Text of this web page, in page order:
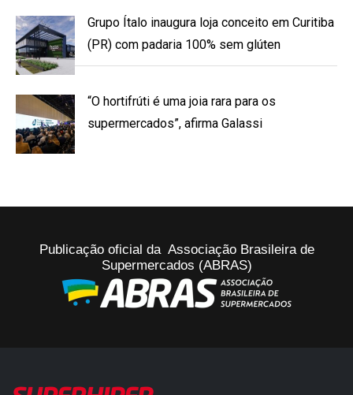
Grupo Ítalo inaugura loja conceito em Curitiba
(PR) com padaria 100% sem glúten
“O hortifrúti é uma joia rara para os
supermercados”, afirma Galassi
Publicação oficial da Associação Brasileira de
Supermercados (ABRAS)